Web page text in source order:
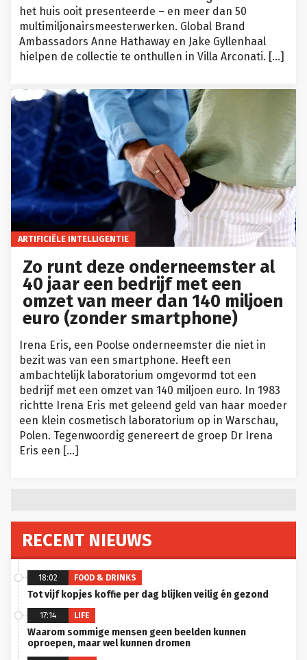
het huis ooit presenteerde – en meer dan 50
multimiljonairsmeesterwerken. Global Brand
Ambassadors Anne Hathaway en Jake Gyllenhaal
hielpen de collectie te onthullen in Villa Arconati. […]
ARTIFICIËLE INTELLIGENTIE
Zo runt deze onderneemster al
40 jaar een bedrijf met een
omzet van meer dan 140 miljoen
euro (zonder smartphone)
Irena Eris, een Poolse onderneemster die niet in
bezit was van een smartphone. Heeft een
ambachtelijk laboratorium omgevormd tot een
bedrijf met een omzet van 140 miljoen euro. In 1983
richtte Irena Eris met geleend geld van haar moeder
een klein cosmetisch laboratorium op in Warschau,
Polen. Tegenwoordig genereert de groep Dr Irena
Eris een […]
RECENT NIEUWS
18:02 FOOD & DRINKS
Tot vijf kopjes koffie per dag blijken veilig én gezond
17:14 LIFE
Waarom sommige mensen geen beelden kunnen
oproepen, maar wel kunnen dromen